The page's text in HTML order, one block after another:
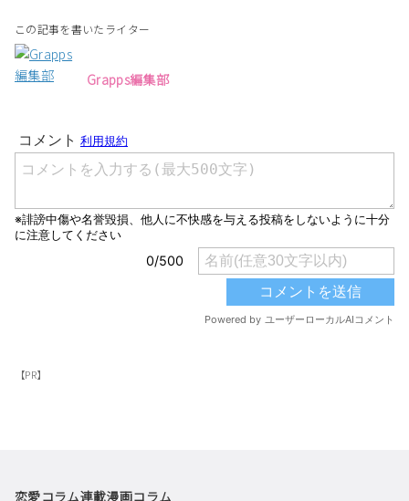
この記事を書いたライター
Grapps編集部
【PR】
恋愛コラム連載漫画コラム